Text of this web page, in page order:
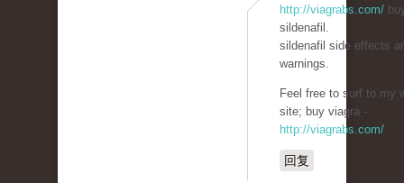
http://viagrabs.com/
sildenafil.
sildenafil side effects
warnings.
Feel free to surf to my
site; buy viagra -
http://viagrabs.com/
回复